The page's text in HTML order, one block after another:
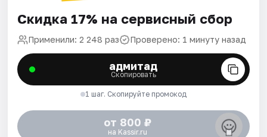
Скидка 17% на сервисный сбор
Применили: 2 248 раз Проверено: 1 минуту назад
адмитад
Скопировать
1 шаг. Скопируйте промокод
от 800 ₽
на Kassir.ru